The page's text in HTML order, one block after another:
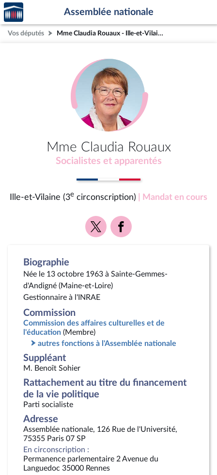
Aller au contenu
Aller en bas de la page
Accèder
à la
page
d'accueil
Assemblée nationale
Vos députés Mme Claudia Rouaux - Ille-et-Vilaine (3e circonscription)
Mme Claudia Rouaux
Socialistes et apparentés
Ille-et-Vilaine (3e circonscription) | Mandat en cours
Voir
la
Voir
la
Biographie
Née le 13 octobre 1963 à Sainte-Gemmes-
d'Andigné (Maine-et-Loire)
Gestionnaire à l'INRAE
Commission
Commission des affaires culturelles et de
l'éducation (Membre)
autres fonctions à l'Assemblée nationale
Suppléant
M. Benoît Sohier
Rattachement au titre du financement
de la vie politique
Parti socialiste
Adresse
Assemblée nationale, 126 Rue de l'Université,
75355 Paris 07 SP
En circonscription :
Permanence parlementaire 2 Avenue du
Languedoc 35000 Rennes